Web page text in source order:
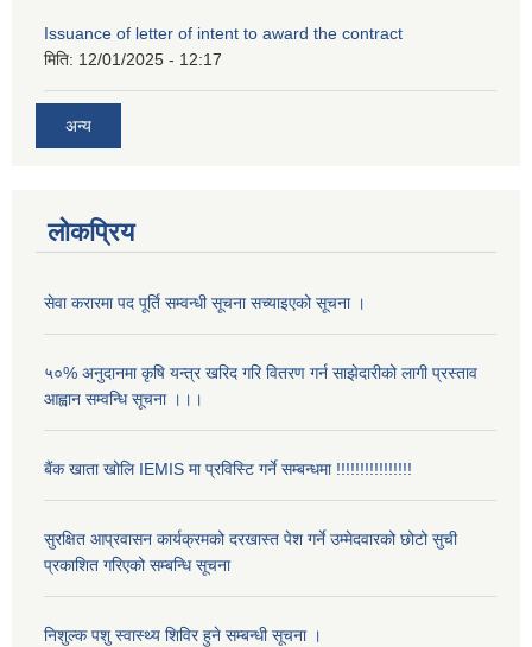
Issuance of letter of intent to award the contract
मिति: 12/01/2025 - 12:17
अन्य
लोकप्रिय
सेवा करारमा पद पूर्ति सम्वन्धी सूचना सच्याइएको सूचना ।
५०% अनुदानमा कृषि यन्त्र खरिद गरि वितरण गर्न साझेदारीको लागी प्रस्ताव
आह्वान सम्वन्धि सूचना ।।।
बैंक खाता खोलि IEMIS मा प्रविस्टि गर्ने सम्बन्धमा !!!!!!!!!!!!!!!!
सुरक्षित आप्रवासन कार्यक्रमको दरखास्त पेश गर्ने उम्मेदवारको छोटो सुची
प्रकाशित गरिएको सम्बन्धि सूचना
निशुल्क पशु स्वास्थ्य शिविर हुने सम्बन्धी सूचना ।